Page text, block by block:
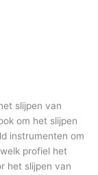
slijpen van
om het slijpen
instrumenten om
profiel het
het slijpen van